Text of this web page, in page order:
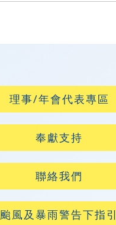
理事/年會代表專區
奉獻支持
聯絡我們
颱風及暴雨警告下指引